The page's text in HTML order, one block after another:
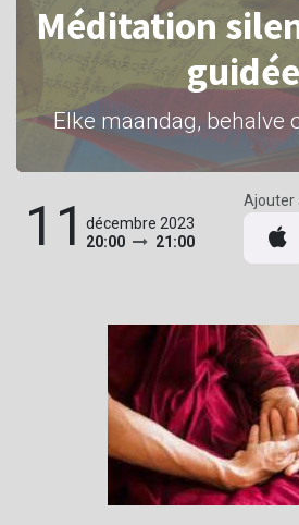
Méditation
guidée
Elke maandag, behalve
11
décembre 2023
20:00
21:00
Ajouter